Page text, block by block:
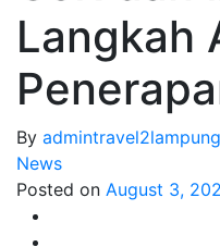
Langkah
By admintravel2lampung
News
Posted on August 3,